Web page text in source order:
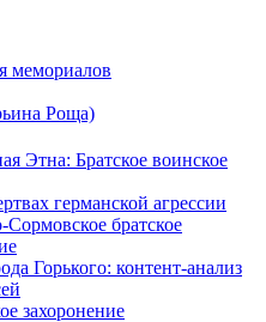
мемориалов
Роща)
Этна: Братское воинское
германской агрессии
братское
Горького: контент-анализ
захоронение